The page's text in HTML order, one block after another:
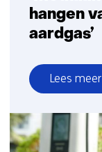
hangen
aardgas’
Lees meer
over
TNO-
SodM-
NIOZ: